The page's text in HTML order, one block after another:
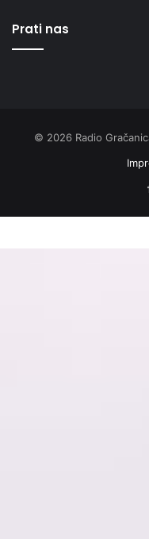
Prati nas
© 2026 Radio